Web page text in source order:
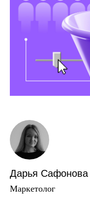
Дарья Сафонова
Маркетолог